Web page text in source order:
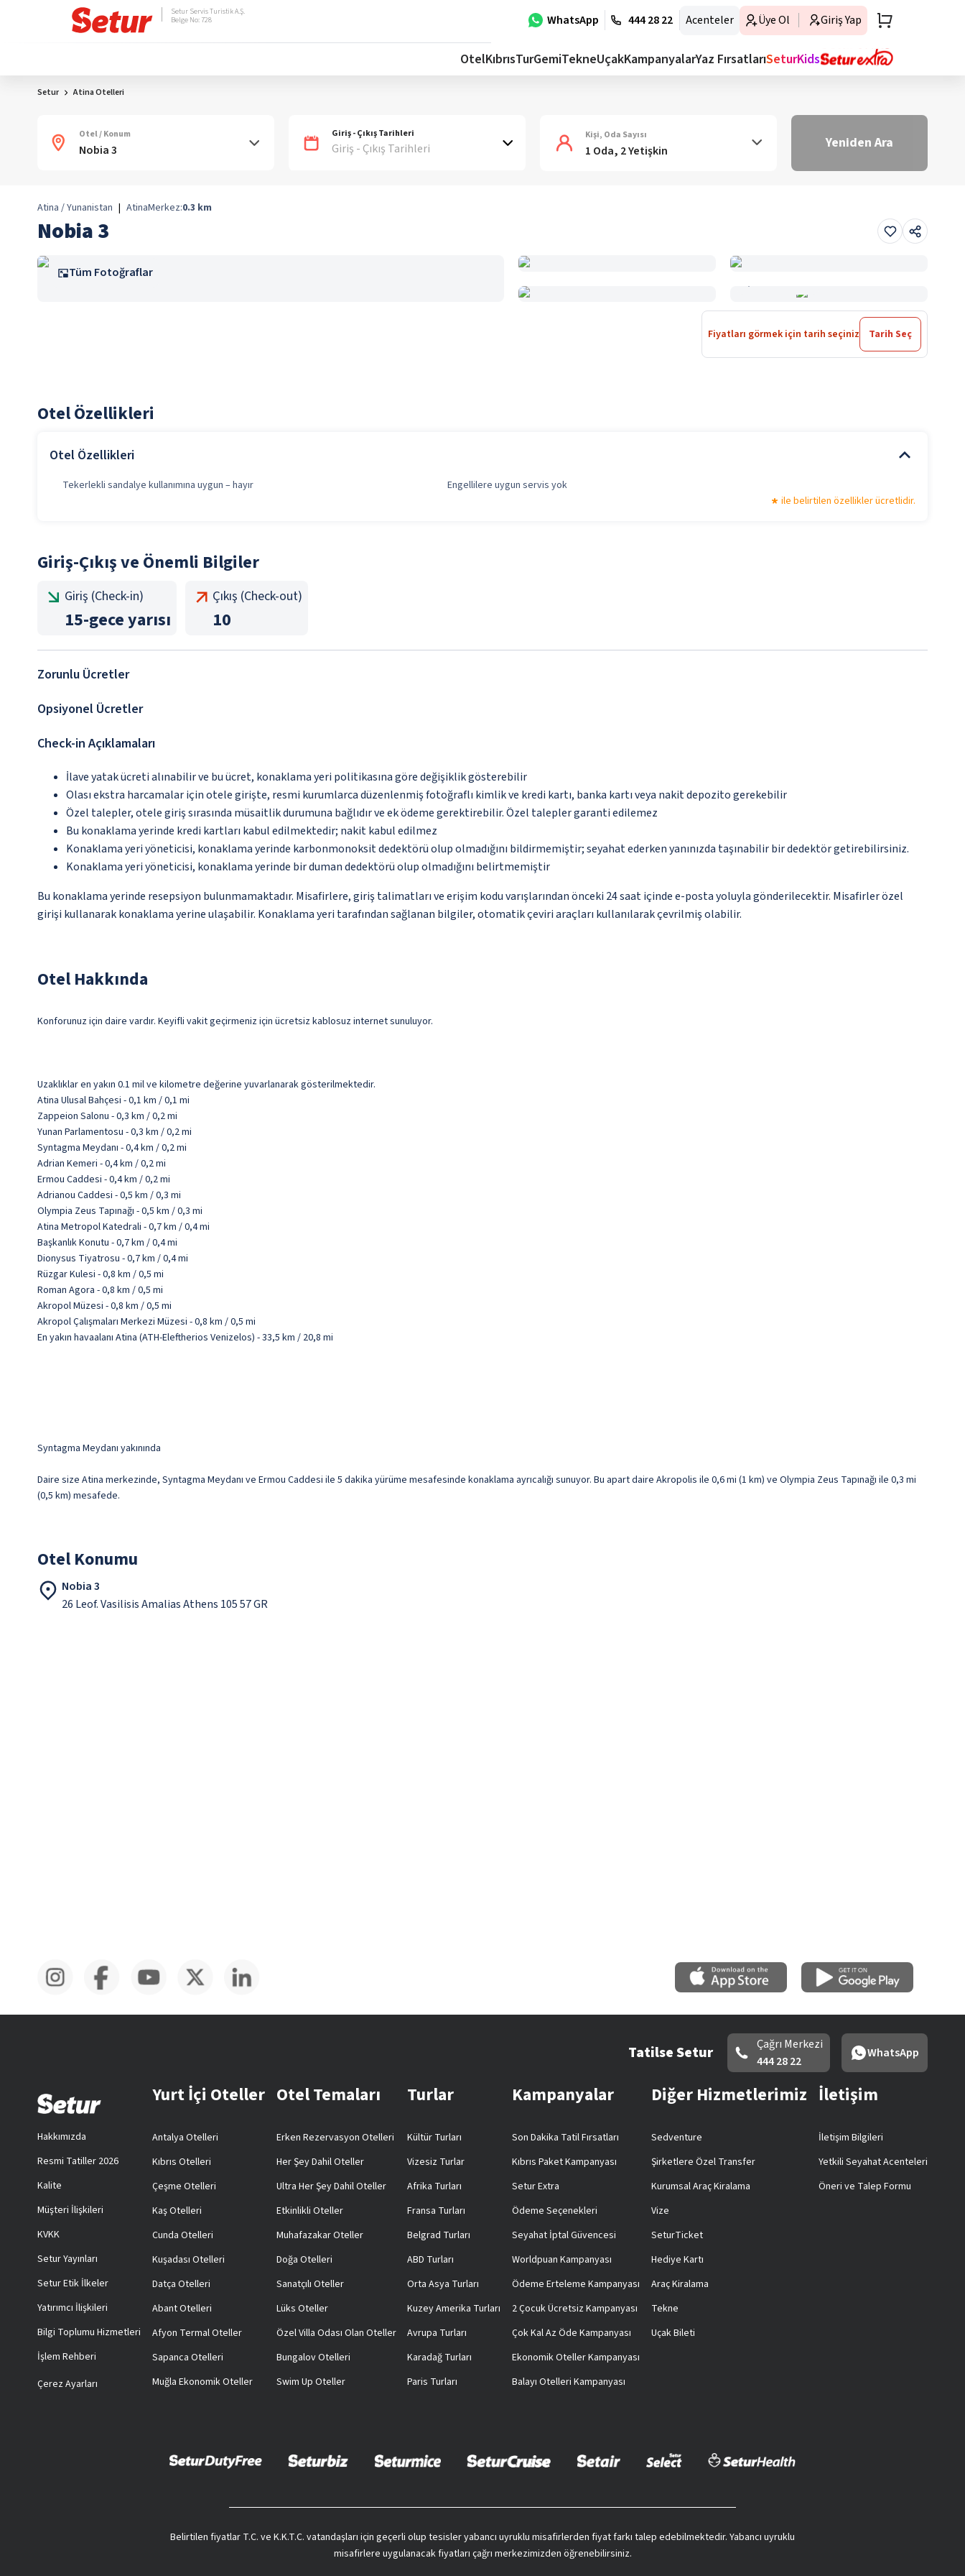
WhatsApp 444 28 22 Acenteler Üye Ol Giriş Yap
Setur Servis Turistik A.Ş.
Belge No: 728
OtelKıbrısTurGemiTekneUçakKampanyalarYaz FırsatlarıSeturKids
Setur Atina Otelleri
Otel / Konum Giriş - Çıkış Tarihleri
Giriş - Çıkış Tarihleri
Kişi, Oda Sayısı
1 Oda, 2 Yetişkin Yeniden Ara
Atina / Yunanistan | AtinaMerkez:0.3 km
Nobia 3
Tüm Fotoğraflar
Fiyatları görmek için tarih seçiniz Tarih Seç
Otel Özellikleri
Otel Özellikleri
Tekerlekli sandalye kullanımına uygun – hayır
Engellilere uygun servis yok
ile belirtilen özellikler ücretlidir.
Giriş-Çıkış ve Önemli Bilgiler
Giriş (Check-in)
15-gece yarısı
Çıkış (Check-out)
10
Zorunlu Ücretler
Opsiyonel Ücretler
Check-in Açıklamaları
İlave yatak ücreti alınabilir ve bu ücret, konaklama yeri politikasına göre değişiklik gösterebilir
Olası ekstra harcamalar için otele girişte, resmi kurumlarca düzenlenmiş fotoğraflı kimlik ve kredi kartı, banka kartı veya nakit depozito gerekebilir
Özel talepler, otele giriş sırasında müsaitlik durumuna bağlıdır ve ek ödeme gerektirebilir. Özel talepler garanti edilemez
Bu konaklama yerinde kredi kartları kabul edilmektedir; nakit kabul edilmez
Konaklama yeri yöneticisi, konaklama yerinde karbonmonoksit dedektörü olup olmadığını bildirmemiştir; seyahat ederken yanınızda taşınabilir bir dedektör getirebilirsiniz.
Konaklama yeri yöneticisi, konaklama yerinde bir duman dedektörü olup olmadığını belirtmemiştir
Bu konaklama yerinde resepsiyon bulunmamaktadır. Misafirlere, giriş talimatları ve erişim kodu varışlarından önceki 24 saat içinde e-posta yoluyla gönderilecektir. Misafirler özel
girişi kullanarak konaklama yerine ulaşabilir. Konaklama yeri tarafından sağlanan bilgiler, otomatik çeviri araçları kullanılarak çevrilmiş olabilir.
Otel Hakkında
Konforunuz için daire vardır. Keyifli vakit geçirmeniz için ücretsiz kablosuz internet sunuluyor.
Uzaklıklar en yakın 0.1 mil ve kilometre değerine yuvarlanarak gösterilmektedir.
Atina Ulusal Bahçesi - 0,1 km / 0,1 mi
Zappeion Salonu - 0,3 km / 0,2 mi
Yunan Parlamentosu - 0,3 km / 0,2 mi
Syntagma Meydanı - 0,4 km / 0,2 mi
Adrian Kemeri - 0,4 km / 0,2 mi
Ermou Caddesi - 0,4 km / 0,2 mi
Adrianou Caddesi - 0,5 km / 0,3 mi
Olympia Zeus Tapınağı - 0,5 km / 0,3 mi
Atina Metropol Katedrali - 0,7 km / 0,4 mi
Başkanlık Konutu - 0,7 km / 0,4 mi
Dionysus Tiyatrosu - 0,7 km / 0,4 mi
Rüzgar Kulesi - 0,8 km / 0,5 mi
Roman Agora - 0,8 km / 0,5 mi
Akropol Müzesi - 0,8 km / 0,5 mi
Akropol Çalışmaları Merkezi Müzesi - 0,8 km / 0,5 mi
En yakın havaalanı Atina (ATH-Eleftherios Venizelos) - 33,5 km / 20,8 mi
Syntagma Meydanı yakınında
Daire size Atina merkezinde, Syntagma Meydanı ve Ermou Caddesi ile 5 dakika yürüme mesafesinde konaklama ayrıcalığı sunuyor. Bu apart daire Akropolis ile 0,6 mi (1 km) ve Olympia Zeus Tapınağı ile 0,3 mi
(0,5 km) mesafede.
Otel Konumu
Nobia 3
26 Leof. Vasilisis Amalias Athens 105 57 GR
Tatilse Setur
Çağrı Merkezi
444 28 22
WhatsApp
Hakkımızda
Resmi Tatiller 2026
Kalite
Müşteri İlişkileri
KVKK
Setur Yayınları
Setur Etik İlkeler
Yatırımcı İlişkileri
Bilgi Toplumu Hizmetleri
İşlem Rehberi
Çerez Ayarları
Yurt İçi Oteller
Antalya Otelleri
Kıbrıs Otelleri
Çeşme Otelleri
Kaş Otelleri
Cunda Otelleri
Kuşadası Otelleri
Datça Otelleri
Abant Otelleri
Afyon Termal Oteller
Sapanca Otelleri
Muğla Ekonomik Oteller
Otel Temaları
Erken Rezervasyon Otelleri
Her Şey Dahil Oteller
Ultra Her Şey Dahil Oteller
Etkinlikli Oteller
Muhafazakar Oteller
Doğa Otelleri
Sanatçılı Oteller
Lüks Oteller
Özel Villa Odası Olan Oteller
Bungalov Otelleri
Swim Up Oteller
Turlar
Kültür Turları
Vizesiz Turlar
Afrika Turları
Fransa Turları
Belgrad Turları
ABD Turları
Orta Asya Turları
Kuzey Amerika Turları
Avrupa Turları
Karadağ Turları
Paris Turları
Kampanyalar
Son Dakika Tatil Fırsatları
Kıbrıs Paket Kampanyası
Setur Extra
Ödeme Seçenekleri
Seyahat İptal Güvencesi
Worldpuan Kampanyası
Ödeme Erteleme Kampanyası
2 Çocuk Ücretsiz Kampanyası
Çok Kal Az Öde Kampanyası
Ekonomik Oteller Kampanyası
Balayı Otelleri Kampanyası
Diğer Hizmetlerimiz
Sedventure
Şirketlere Özel Transfer
Kurumsal Araç Kiralama
Vize
SeturTicket
Hediye Kartı
Araç Kiralama
Tekne
Uçak Bileti
İletişim
İletişim Bilgileri
Yetkili Seyahat Acenteleri
Öneri ve Talep Formu
Belirtilen fiyatlar T.C. ve K.K.T.C. vatandaşları için geçerli olup tesisler yabancı uyruklu misafirlerden fiyat farkı talep edebilmektedir. Yabancı uyruklu
misafirlere uygulanacak fiyatları çağrı merkezimizden öğrenebilirsiniz.